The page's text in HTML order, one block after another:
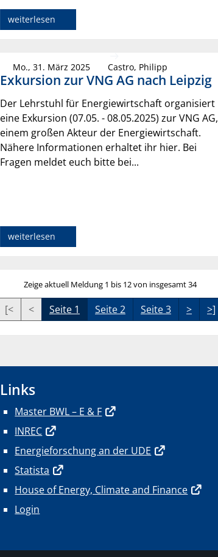
weiterlesen
Mo., 31. März 2025 Castro, Philipp
Exkursion zur VNG AG nach Leipzig
Der Lehrstuhl für Energiewirtschaft organisiert
eine Exkursion (07.05. - 08.05.2025) zur VNG AG,
einem großen Akteur der Energiewirtschaft.
Nähere Informationen erhaltet ihr hier. Bei
Fragen meldet euch bitte bei...
weiterlesen
Zeige aktuell Meldung 1 bis 12 von insgesamt 34
[< < Seite 1 Seite 2 Seite 3 > >]
Links
Master BWL – E & F
INREC
Energieforschung an der UDE
Statista
House of Energy, Climate and Finance
Login